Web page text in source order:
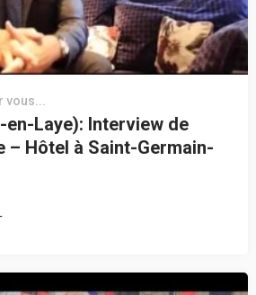
en-Laye): Interview de
– Hôtel à Saint-Germain-